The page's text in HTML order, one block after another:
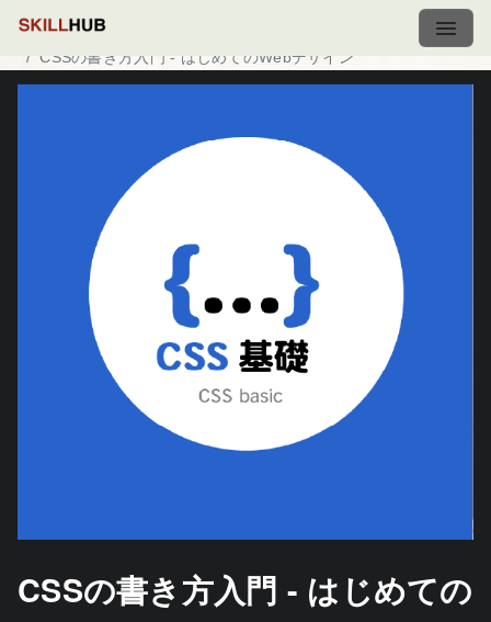
ホーム
講座一覧
CSSの書き方入門 - はじめてのWebデザイン
CSSの書き方入門 - はじめての